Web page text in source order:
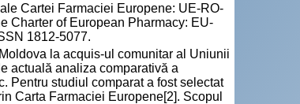
Cartei Farmaciei Europene: UE-RO-
Charter of European Pharmacy: EU-
1812-5077.
la acquis-ul comunitar al Uniunii
actuală analiza comparativă a
Pentru studiul comparat a fost selectat
Carta Farmaciei Europene[2]. Scopul